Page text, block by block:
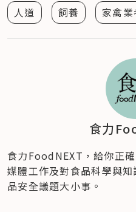
人道 飼養 家禽業
食力
食力FoodNEXT，給你正
媒體工作及對食品科學與
品安全議題大小事。